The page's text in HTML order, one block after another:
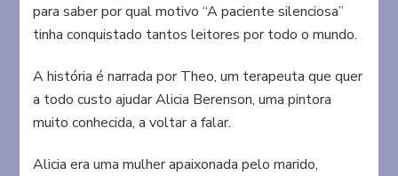
para saber por qual motivo “A paciente silenciosa”
tinha conquistado tantos leitores por todo o mundo.
A história é narrada por Theo, um terapeuta que quer
a todo custo ajudar Alicia Berenson, uma pintora
muito conhecida, a voltar a falar.
Alicia era uma mulher apaixonada pelo marido,